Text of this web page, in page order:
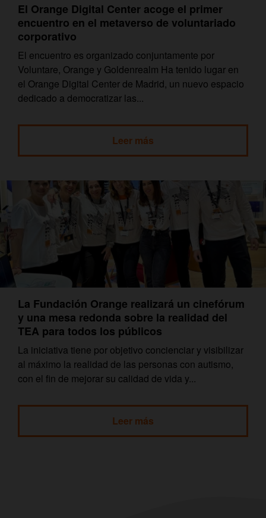
El Orange Digital Center acoge el primer
encuentro en el metaverso de voluntariado
corporativo
El encuentro es organizado conjuntamente por
Voluntare, Orange y Goldenrealm Ha tenido lugar en
el Orange Digital Center de Madrid, un nuevo espacio
dedicado a democratizar las...
Leer más
La Fundación Orange realizará un cinefórum
y una mesa redonda sobre la realidad del
TEA para todos los públicos
La iniciativa tiene por objetivo concienciar y visibilizar
al máximo la realidad de las personas con autismo,
con el fin de mejorar su calidad de vida y...
Leer más